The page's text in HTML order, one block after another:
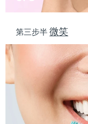
第三步半微笑
瑞典
瑞士
泰國
土耳其